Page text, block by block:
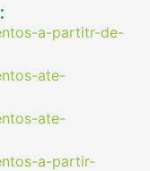
a-partitr-de-
ate-
ate-
a-partir-